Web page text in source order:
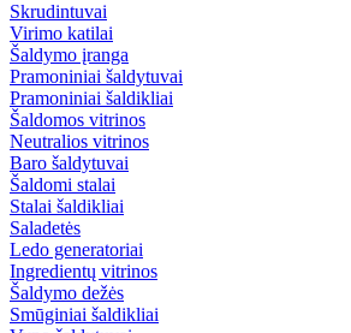
Skrudintuvai
Virimo katilai
Šaldymo įranga
Pramoniniai šaldytuvai
Pramoniniai šaldikliai
Šaldomos vitrinos
Neutralios vitrinos
Baro šaldytuvai
Šaldomi stalai
Stalai šaldikliai
Saladetės
Ledo generatoriai
Ingredientų vitrinos
Šaldymo dežės
Smūginiai šaldikliai